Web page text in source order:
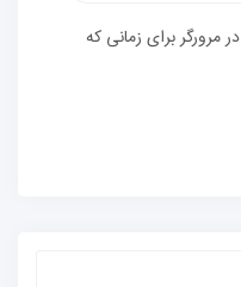
مرورگر برای زمانی که